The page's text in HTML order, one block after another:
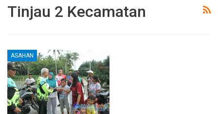
Tinjau 2 Kecamatan
ASAHAN